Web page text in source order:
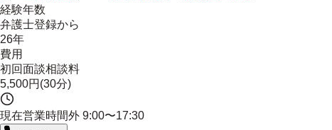
経験年数
弁護士登録から
26年
費用
初回面談相談料
5,500円(30分)
現在営業時間外 9:00〜17:30